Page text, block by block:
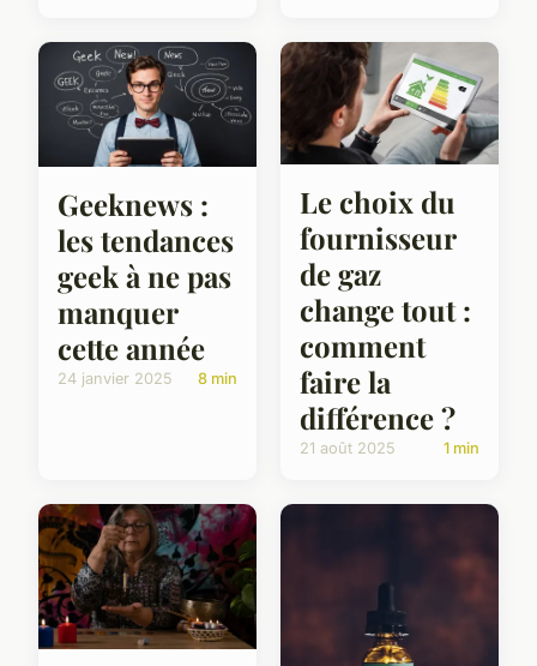
Geeknews :
les tendances
geek à ne pas
manquer
cette année
24 janvier 2025 8 min
Le choix du
fournisseur
de gaz
change tout :
comment
faire la
différence ?
21 août 2025 1 min